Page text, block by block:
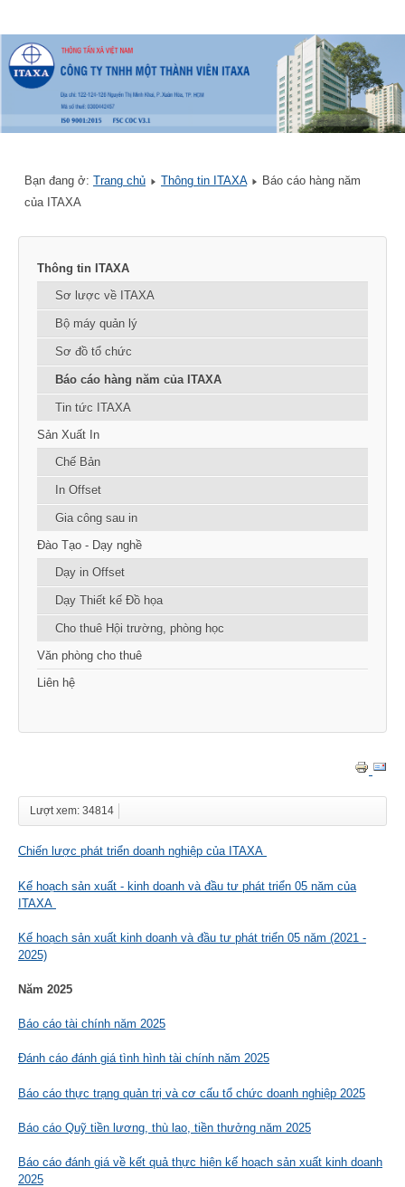
Bạn đang ở: Trang chủ Thông tin ITAXA
Báo cáo hàng năm
của ITAXA
Thông tin ITAXA
Sơ lược về ITAXA
Bộ máy quản lý
Sơ đồ tổ chức
Báo cáo hàng năm của ITAXA
Tin tức ITAXA
Sản Xuất In
Chế Bản
In Offset
Gia công sau in
Đào Tạo - Dạy nghề
Dạy in Offset
Dạy Thiết kế Đồ họa
Cho thuê Hội trường, phòng học
Văn phòng cho thuê
Liên hệ
Lượt xem: 34814
Chiến lược phát triển doanh nghiệp của ITAXA
Kế hoạch sản xuất - kinh doanh và đầu tư phát triển 05 năm của
ITAXA
Kế hoạch sản xuất kinh doanh và đầu tư phát triển 05 năm (2021 -
2025)
Năm 2025
Báo cáo tài chính năm 2025
Đánh cáo đánh giá tình hình tài chính năm 2025
Báo cáo thực trạng quản trị và cơ cấu tổ chức doanh nghiệp 2025
Báo cáo Quỹ tiền lương, thù lao, tiền thưởng năm 2025
Báo cáo đánh giá về kết quả thực hiện kế hoạch sản xuất kinh doanh
2025